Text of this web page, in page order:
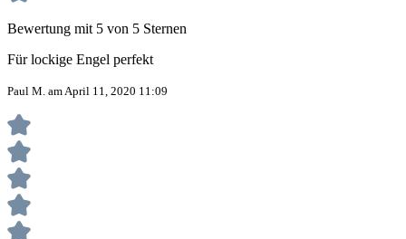
Bewertung mit 5 von 5 Sternen
Für lockige Engel perfekt
Paul M. am April 11, 2020 11:09